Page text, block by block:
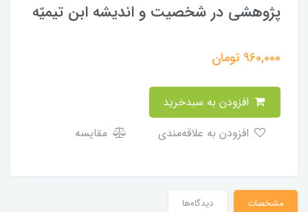
پژوهشی در شخصیت و اندیشه ابن تیمیّه
960,000 تومان
مقایسه
مشخصات دیدگاه‌ها